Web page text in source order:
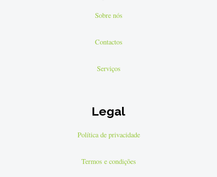
Sobre nós
Contactos
Serviços
Legal
Política de privacidade
Termos e condições